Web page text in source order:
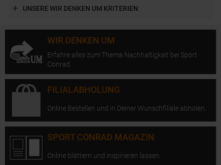
UNSERE WIR DENKEN UM KRITERIEN
WIR DENKEN UM
Erfahre alles zum Thema Nachhaltigkeit bei Sport
Conrad.
FILIALABHOLUNG
Online Bestellen und in Deiner Wunschfiliale abholen.
SPORT CONRAD MAGAZIN
Online blättern und inspirieren lassen.